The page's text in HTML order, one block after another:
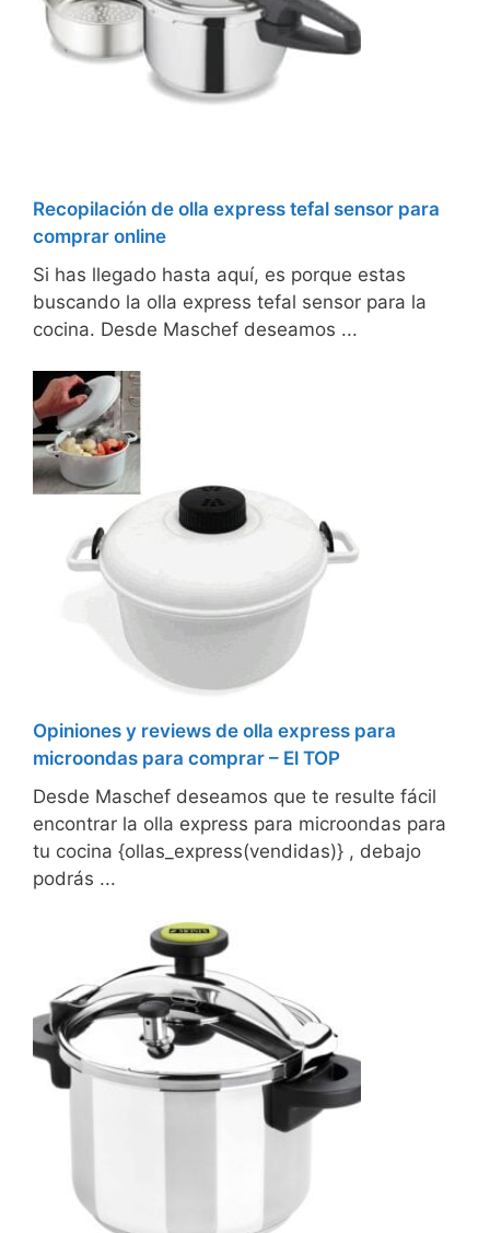
Recopilación de olla express tefal sensor para
comprar online
Si has llegado hasta aquí, es porque estas
buscando la olla express tefal sensor para la
cocina. Desde Maschef deseamos ...
Opiniones y reviews de olla express para
microondas para comprar – El TOP
Desde Maschef deseamos que te resulte fácil
encontrar la olla express para microondas para
tu cocina {ollas_express(vendidas)} , debajo
podrás ...